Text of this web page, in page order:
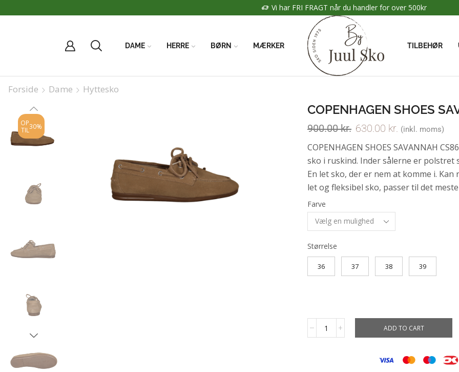
Vi har FRI FRAGT når du handler for over 500kr
DAME HERRE BØRN MÆRKER TILBEHØR
Forside Dame Hyttesko
OP
TIL 30%
COPENHAGEN SHOES
900.00kr. 630.00 kr. (inkl. moms)
COPENHAGEN SHOES SAVANNAH
sko i ruskind. Inder sålerne er polstret
En let sko, der er nem at komme i.
let og fleksibel sko, passer til det
Farve
Størrelse
36 37 38 39
ADD TO CART